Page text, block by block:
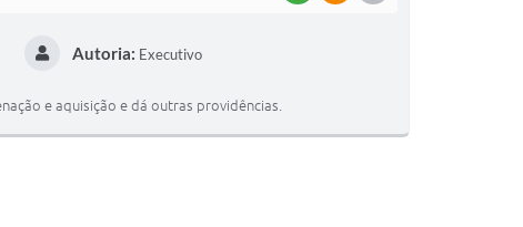
Autoria: Executivo
e aquisição e dá outras providências.